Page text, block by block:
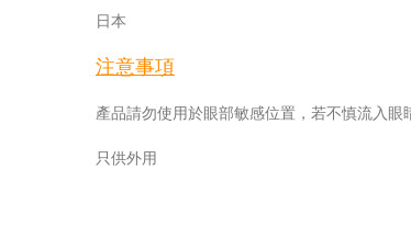
日本
注意事項
產品請勿使用於眼部敏感位置，若不慎流入眼
只供外用